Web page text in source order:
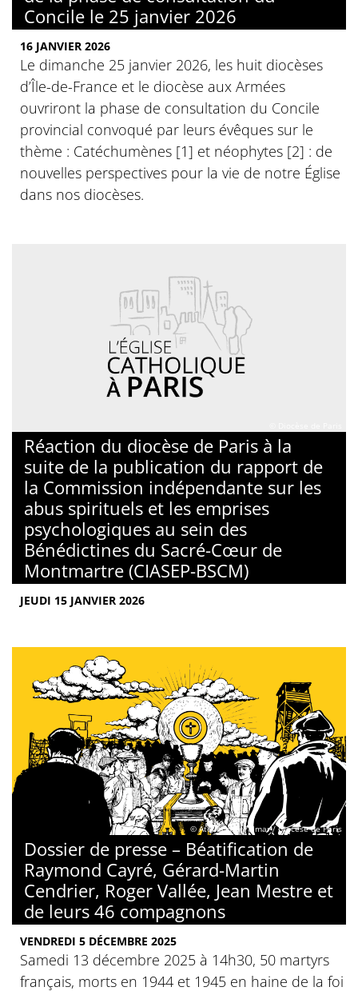
Concile le 25 janvier 2026
16 JANVIER 2026
Le dimanche 25 janvier 2026, les huit diocèses
d’Île-de-France et le diocèse aux Armées
ouvriront la phase de consultation du Concile
provincial convoqué par leurs évêques sur le
thème : Catéchumènes [1] et néophytes [2] : de
nouvelles perspectives pour la vie de notre Église
dans nos diocèses.
Réaction du diocèse de Paris à la
suite de la publication du rapport de
la Commission indépendante sur les
abus spirituels et les emprises
psychologiques au sein des
Bénédictines du Sacré-Cœur de
Montmartre (CIASEP-BSCM)
JEUDI 15 JANVIER 2026
© Atelier des Palmar / Diocèse de Paris
Dossier de presse – Béatification de
Raymond Cayré, Gérard-Martin
Cendrier, Roger Vallée, Jean Mestre et
de leurs 46 compagnons
VENDREDI 5 DÉCEMBRE 2025
Samedi 13 décembre 2025 à 14h30, 50 martyrs
français, morts en 1944 et 1945 en haine de la foi